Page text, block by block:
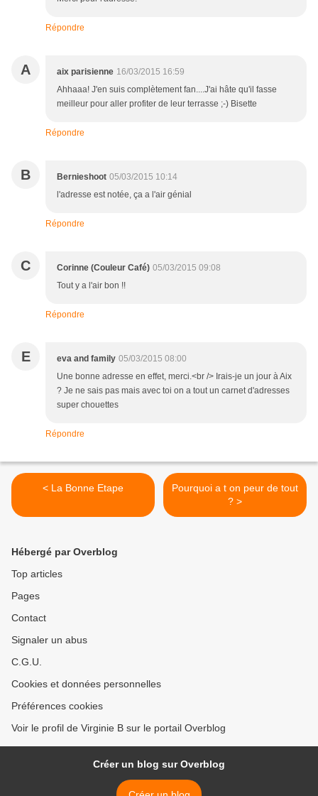
Répondre
A aix parisienne 16/03/2015 16:59
Ahhaaa! J'en suis complètement fan....J'ai hâte qu'il fasse
meilleur pour aller profiter de leur terrasse ;-) Bisette
Répondre
B Bernieshoot 05/03/2015 10:14
l'adresse est notée, ça a l'air génial
Répondre
C Corinne (Couleur Café) 05/03/2015 09:08
Tout y a l'air bon !!
Répondre
E eva and family 05/03/2015 08:00
Une bonne adresse en effet, merci.<br /> Irais-je un jour à Aix
? Je ne sais pas mais avec toi on a tout un carnet d'adresses
super chouettes
Répondre
< La Bonne Etape
Pourquoi a t on peur de tout
? >
Hébergé par Overblog
Top articles
Pages
Contact
Signaler un abus
C.G.U.
Cookies et données personnelles
Préférences cookies
Voir le profil de Virginie B sur le portail Overblog
Créer un blog sur Overblog